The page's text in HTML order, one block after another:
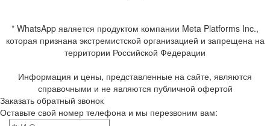
* WhatsApp является продуктом компании Meta Platforms Inc.,
которая признана экстремистской организацией и запрещена на
территории Российской Федерации
Информация и цены, представленные на сайте, являются
справочными и не являются публичной офертой
Заказать обратный звонок
Оставьте свой номер телефона и мы перезвоним вам: